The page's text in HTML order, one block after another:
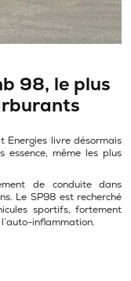
98, le plus
Energies livre désormais
essence, même les plus
de conduite dans
Le SP98 est recherché
sportifs, fortement
inflammation.